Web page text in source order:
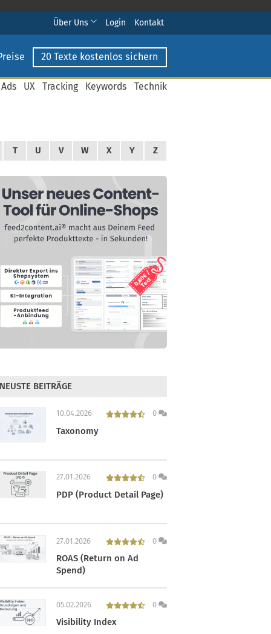
Über Uns Login Kontakt
20 Texte kostenlos sichern
UX Tracking Keywords Technik
T U V W X Y Z
NEUSTE BEITRÄGE
10.04.2026 0
Taxonomy
27.01.2026 0
PDP (Product Detail Page)
27.01.2026 0
ROAS (Return on Ad
Spend)
05.02.2026 0
Visibility Index